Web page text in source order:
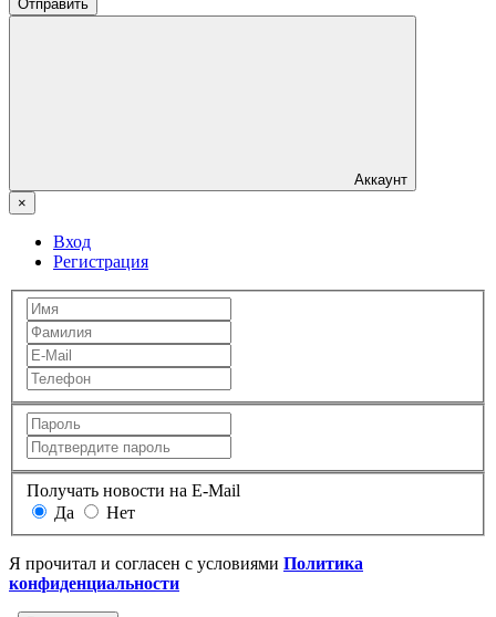
Отправить
Аккаунт
×
Вход
Регистрация
Получать новости на E-Mail
Да
Нет
Я прочитал и согласен с условиями Политика
конфиденциальности